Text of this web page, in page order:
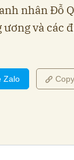
nhân Đỗ
và các
Zalo